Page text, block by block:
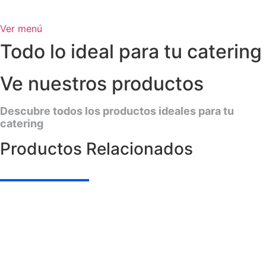
Ver menú
Todo lo ideal para tu catering
Ve nuestros productos
Descubre todos los productos ideales para tu
catering
Productos Relacionados